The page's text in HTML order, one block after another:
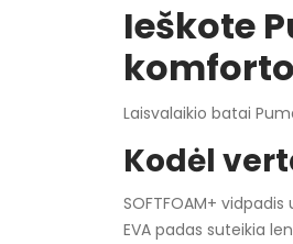
Ieškote
Laisvalaikio batai
Kodėl
SOFTFOAM+
EVA padas suteikia